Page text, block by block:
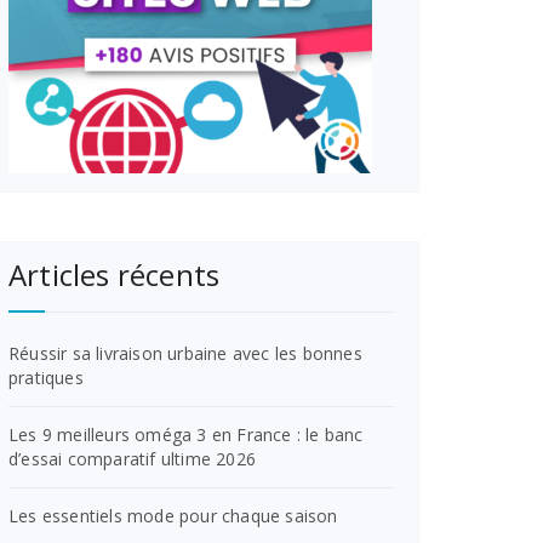
Articles récents
Réussir sa livraison urbaine avec les bonnes
pratiques
Les 9 meilleurs oméga 3 en France : le banc
d’essai comparatif ultime 2026
Les essentiels mode pour chaque saison